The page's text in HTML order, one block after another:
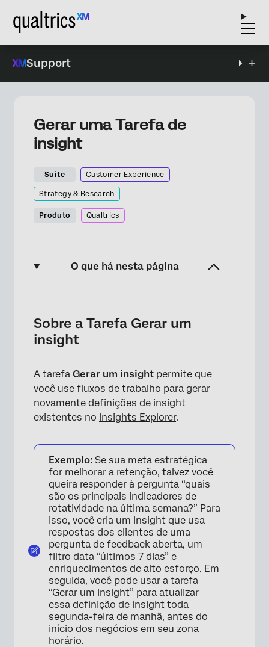
Support
Gerar uma Tarefa de
insight
Suite Customer Experience
Strategy & Research
Produto Qualtrics
O que há nesta página
Configuração de uma Tarefa Gerar um
Insight
Sobre a Tarefa Gerar um
insight
A tarefa Gerar um insight permite que
você use fluxos de trabalho para gerar
novamente definições de insight
existentes no Insights Explorer.
Exemplo: Se sua meta estratégica
for melhorar a retenção, talvez você
queira responder à pergunta “quais
são os principais indicadores de
rotatividade na última semana?” Para
isso, você cria um Insight que usa
respostas dos clientes de uma
pergunta de feedback aberta, um
filtro data “últimos 7 dias” e
enriquecimentos de alto esforço. Em
seguida, você pode usar a tarefa
“Gerar um insight” para atualizar
essa definição de insight toda
segunda-feira de manhã, antes do
início dos negócios em seu zona
horário.